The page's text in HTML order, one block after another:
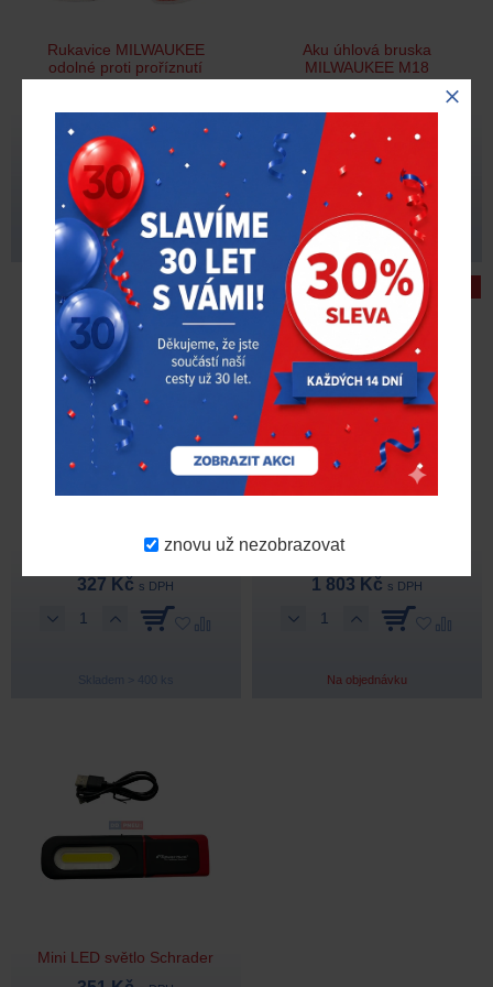
znovu už nezobrazovat
Rukavice MILWAUKEE
odolné proti proříznutí
Stupeň 1
146 Kč
108 Kč s DPH
Skladem > 200 ks
Aku úhlová bruska
MILWAUKEE M18
FSAGF125XB-0X – bez
12 680 Kč
8 215 Kč
Skladem > 5 ks
-27 %
MILWAUKEE z mikrovlákna
327 Kč s DPH
Skladem > 400 ks
1 803 Kč s DPH
Na objednávku
Mini LED světlo Schrader